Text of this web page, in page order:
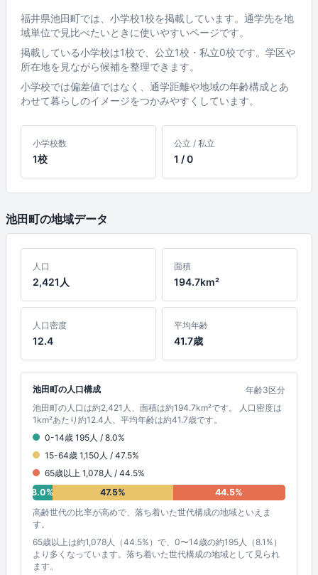
福井県池田町では、小学校1校を掲載しています。通学先を地
域単位で見比べたいときに使いやすいページです。
掲載している小学校は1校で、公立1校・私立0校です。学区や
所在地を見ながら候補を整理できます。
小学校では偏差値ではなく、通学距離や地域の年齢構成とあ
わせて暮らしのイメージをつかみやすくしています。
小学校数
1校
公立 / 私立
1 / 0
池田町の地域データ
人口
2,421人
面積
194.7km²
人口密度
12.4
平均年齢
41.7歳
池田町の人口構成
年齢3区分
池田町の人口は約2,421人、面積は約194.7km²です。 人口密度は
1km²あたり約12.4人、平均年齢は約41.7歳です。
0-14歳 195人 / 8.0%
15-64歳 1,150人 / 47.5%
65歳以上 1,078人 / 44.5%
8.0%
47.5%
44.5%
高齢世代の比率が高めで、落ち着いた世代構成の地域といえま
す。
65歳以上は約1,078人（44.5%）で、0〜14歳の約195人（8.1%）
より多くなっています。落ち着いた世代構成の地域として見られ
ます。